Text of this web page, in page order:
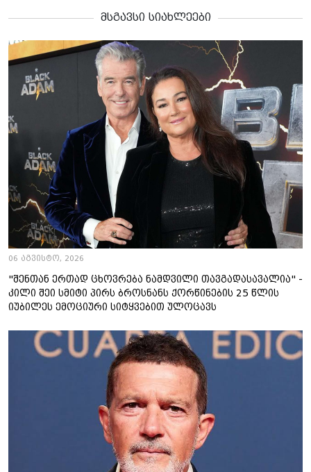
მსგავსი სიახლეები
06 აგვისტო, 2026
"შენთან ერთად ცხოვრება ნამდვილი თავგადასავალია" -
კილი შეი სმიტი პირს ბროსნანს ქორწინების 25 წლის
იუბილეს ემოციური სიტყვებით ულოცავს